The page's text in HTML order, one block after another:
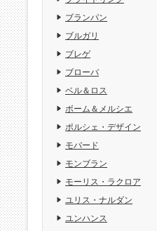
ブランパン
ブルガリ
ブレゲ
ブローバ
ベル＆ロス
ボーム＆メルシエ
ポルシェ・デザイン
モバード
モンブラン
モーリス・ラクロア
ユリス・ナルダン
ユンハンス